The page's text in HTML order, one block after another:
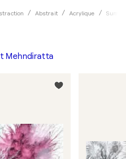
Abstrait Acrylique Sumit
Mehndiratta